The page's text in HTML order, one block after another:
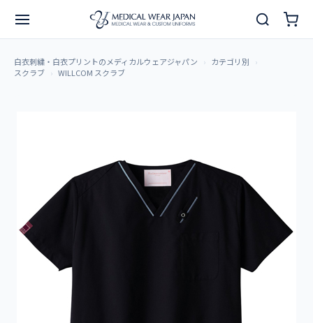
白衣刺繍・白衣プリントのメディカルウェアジャパン
カテゴリ別
スクラブ
WILLCOM スクラブ